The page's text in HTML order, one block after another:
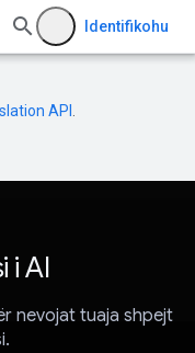
Identifikohu
API
i AI
nevojat tuaja shpejt